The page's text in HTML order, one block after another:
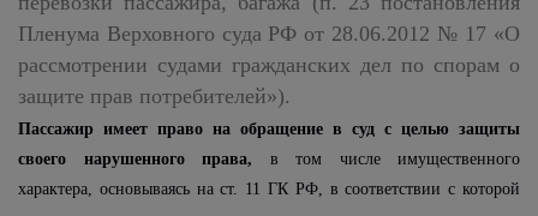
Пленума Верховного суда РФ от 28.06.2012 № 17 «О
рассмотрении судами гражданских дел по спорам о
защите прав потребителей»).
Пассажир имеет право на обращение в суд с целью защиты
своего нарушенного права, в том числе имущественного
характера, основываясь на ст. 11 ГК РФ, в соответствии с которой